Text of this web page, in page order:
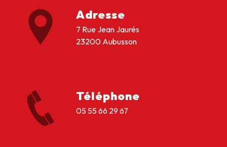
Adresse
7 Rue Jean Jaurés
23200 Aubusson
Téléphone
05 55 66 29 67